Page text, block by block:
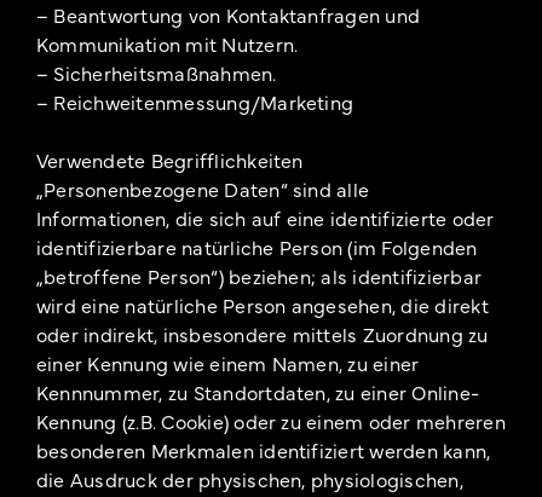
– Beantwortung von Kontaktanfragen und
Kommunikation mit Nutzern.
– Sicherheitsmaßnahmen.
– Reichweitenmessung/Marketing
Verwendete Begrifflichkeiten
„Personenbezogene Daten“ sind alle
Informationen, die sich auf eine identifizierte oder
identifizierbare natürliche Person (im Folgenden
„betroffene Person“) beziehen; als identifizierbar
wird eine natürliche Person angesehen, die direkt
oder indirekt, insbesondere mittels Zuordnung zu
einer Kennung wie einem Namen, zu einer
Kennnummer, zu Standortdaten, zu einer Online-
Kennung (z.B. Cookie) oder zu einem oder mehreren
besonderen Merkmalen identifiziert werden kann,
die Ausdruck der physischen, physiologischen,